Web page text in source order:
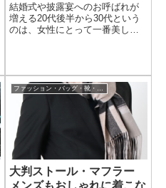
結婚式や披露宴へのお呼ばれが
増える20代後半から30代という
のは、女性にとって一番美しい
ね・・・。そんな30代女性が結
婚式や披露宴に招待された時
に、まず考えるのが...
ファッション・バッグ・靴・小物・ジュエリー・アクセサリー
大判ストール・マフラー
メンズもおしゃれに着こな